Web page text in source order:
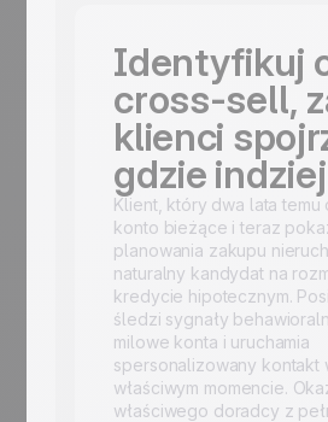
Identyfikuj
cross-sell,
klienci
gdzie indziej
Klient, który dwa lata temu
konto bieżące i teraz
planowania zakupu
naturalny kandydat na
kredycie hipotecznym.
śledzi sygnały
milowe konta i uruchamia
spersonalizowany kontakt
właściwym momencie.
właściwego doradcy z